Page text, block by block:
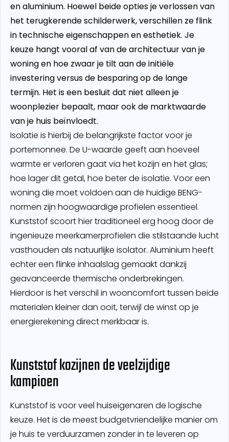
en aluminium. Hoewel beide opties je verlossen van
het terugkerende schilderwerk, verschillen ze flink
in technische eigenschappen en esthetiek. Je
keuze hangt vooral af van de architectuur van je
woning en hoe zwaar je tilt aan de initiële
investering versus de besparing op de lange
termijn. Het is een besluit dat niet alleen je
woonplezier bepaalt, maar ook de marktwaarde
van je huis beïnvloedt.
Isolatie is hierbij de belangrijkste factor voor je
portemonnee. De U-waarde geeft aan hoeveel
warmte er verloren gaat via het kozijn en het glas;
hoe lager dit getal, hoe beter de isolatie. Voor een
woning die moet voldoen aan de huidige BENG-
normen zijn hoogwaardige profielen essentieel.
Kunststof scoort hier traditioneel erg hoog door de
ingenieuze meerkamerprofielen die stilstaande lucht
vasthouden als natuurlijke isolator. Aluminium heeft
echter een flinke inhaalslag gemaakt dankzij
geavanceerde thermische onderbrekingen.
Hierdoor is het verschil in wooncomfort tussen beide
materialen kleiner dan ooit, terwijl de winst op je
energierekening direct merkbaar is.
Kunststof kozijnen de veelzijdige
kampioen
Kunststof is voor veel huiseigenaren de logische
keuze. Het is de meest budgetvriendelijke manier om
je huis te verduurzamen zonder in te leveren op